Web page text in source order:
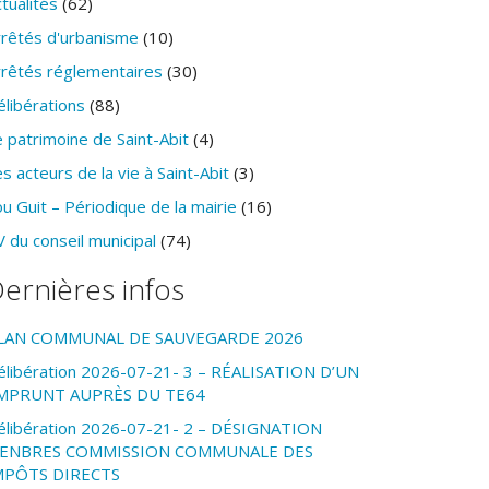
d'urbanisme (10)
réglementaires (30)
(88)
patrimoine de Saint-Abit (4)
acteurs de la vie à Saint-Abit (3)
Guit – Périodique de la mairie (16)
du conseil municipal (74)
infos
COMMUNAL DE SAUVEGARDE 2026
2026-07-21- 3 – RÉALISATION D’UN
AUPRÈS DU TE64
2026-07-21- 2 – DÉSIGNATION
COMMISSION COMMUNALE DES
DIRECTS